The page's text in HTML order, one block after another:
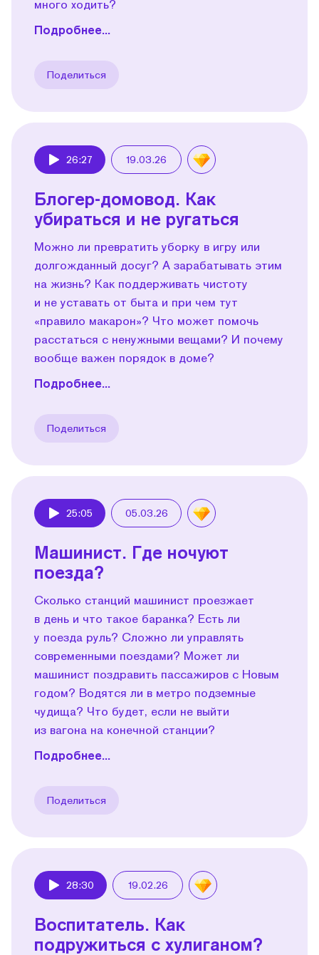
много ходить?
Подробнее...
Поделиться
26:27 19.03.26
Блогер-домовод. Как
убираться и не ругаться
Можно ли превратить уборку в игру или
долгожданный досуг? А зарабатывать этим
на жизнь? Как поддерживать чистоту
и не уставать от быта и при чем тут
«правило макарон»? Что может помочь
расстаться с ненужными вещами? И почему
вообще важен порядок в доме?
Подробнее...
Поделиться
25:05 05.03.26
Машинист. Где ночуют
поезда?
Сколько станций машинист проезжает
в день и что такое баранка? Есть ли
у поезда руль? Сложно ли управлять
современными поездами? Может ли
машинист поздравить пассажиров с Новым
годом? Водятся ли в метро подземные
чудища? Что будет, если не выйти
из вагона на конечной станции?
Подробнее...
Поделиться
28:30 19.02.26
Воспитатель. Как
подружиться с хулиганом?